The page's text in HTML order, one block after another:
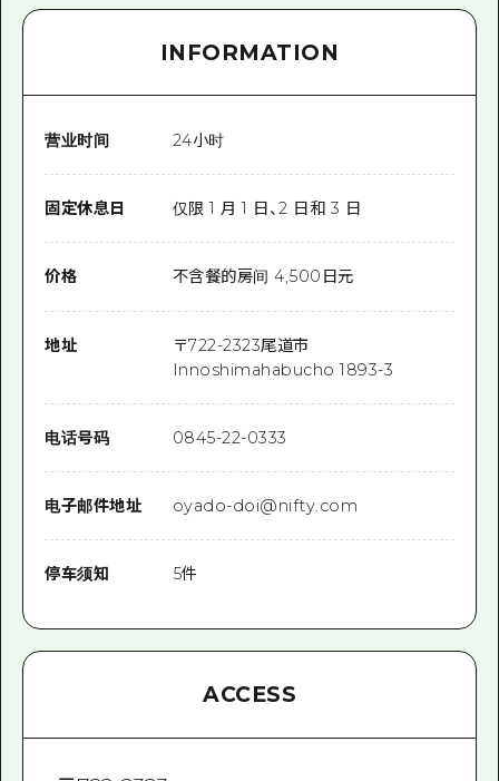
广岛观光宣传册
INFORMATION
营业时间 24小时
固定休息日 仅限 1 月 1 日、2 日和 3 日
价格 不含餐的房间 4,500日元
地址 〒722-2323尾道市
Innoshimahabucho 1893-3
电话号码 0845-22-0333
电子邮件地址 oyado-doi@nifty.com
停车须知 5件
ACCESS